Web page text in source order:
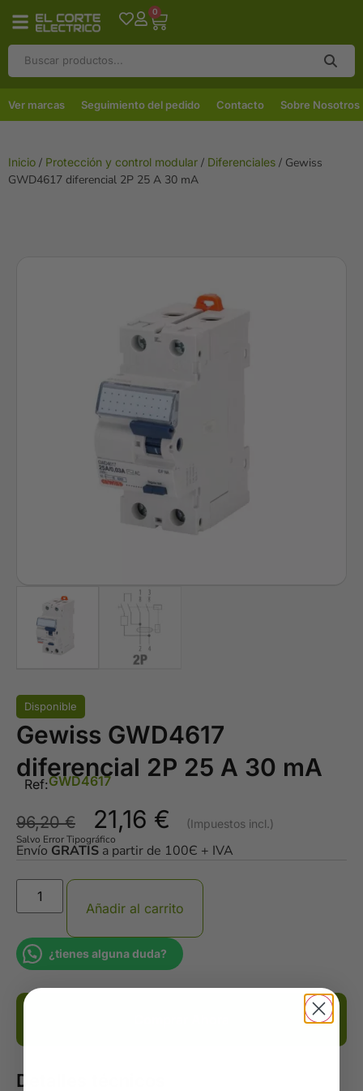
0
Ver marcas Seguimiento del pedido Contacto Sobre Nosotros
Inicio / Protección y control modular / Diferenciales / Gewiss
GWD4617 diferencial 2P 25 A 30 mA
Disponible
Gewiss GWD4617
diferencial 2P 25 A 30 mA
Ref:GWD4617
96,20€ 21,16 €
Salvo Error Tipográfico
Envío GRATIS a partir de 100Є + IVA
Añadir al carrito
¿tienes alguna duda?
Detalles técnicos